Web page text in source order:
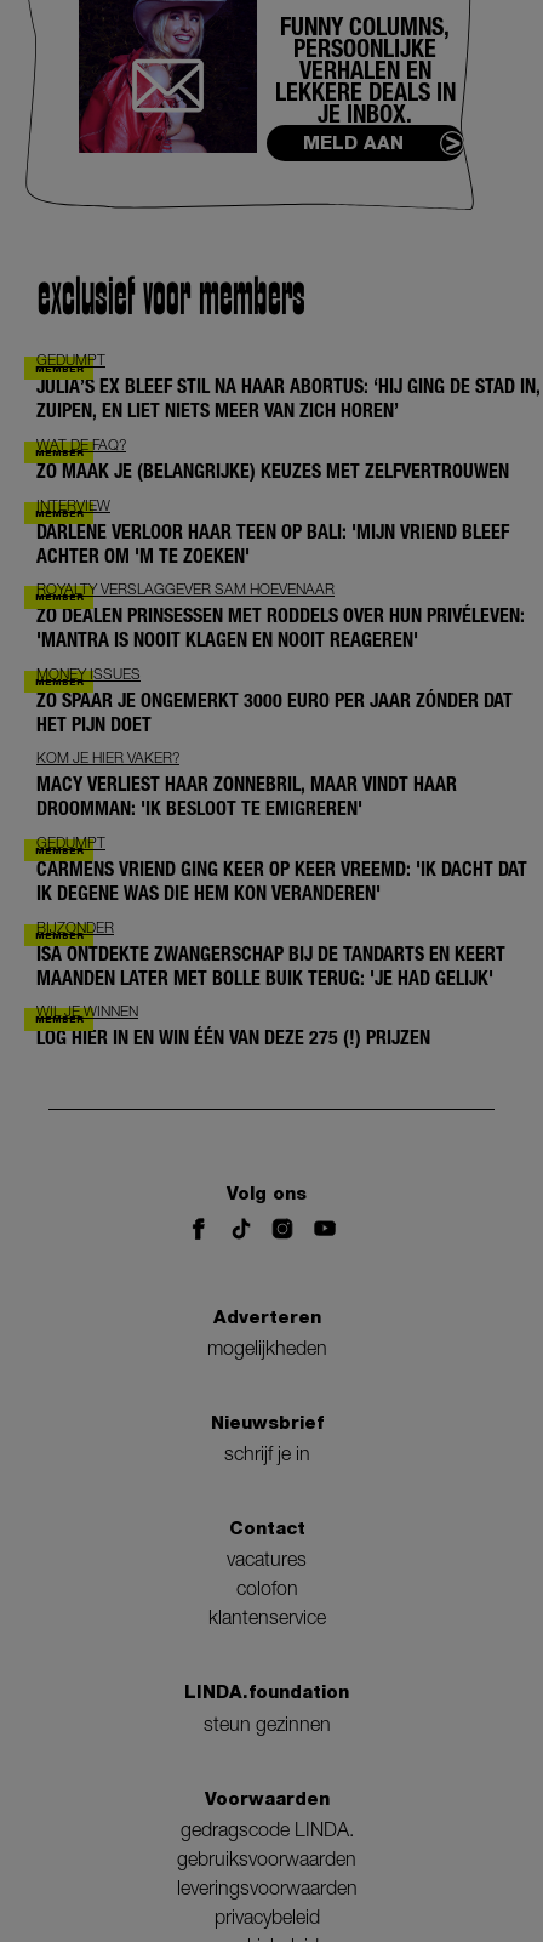
FUNNY COLUMNS,
PERSOONLIJKE
VERHALEN EN
LEKKERE DEALS IN
JE INBOX.
MELD AAN
exclusief voor members
GEDUMPT
JULIA’S EX BLEEF STIL NA HAAR ABORTUS: ‘HIJ GING DE STAD IN,
ZUIPEN, EN LIET NIETS MEER VAN ZICH HOREN’
WAT DE FAQ?
ZO MAAK JE (BELANGRIJKE) KEUZES MET ZELFVERTROUWEN
INTERVIEW
DARLENE VERLOOR HAAR TEEN OP BALI: 'MIJN VRIEND BLEEF
ACHTER OM 'M TE ZOEKEN'
ROYALTY VERSLAGGEVER SAM HOEVENAAR
ZO DEALEN PRINSESSEN MET RODDELS OVER HUN PRIVÉLEVEN:
'MANTRA IS NOOIT KLAGEN EN NOOIT REAGEREN'
MONEY ISSUES
ZO SPAAR JE ONGEMERKT 3000 EURO PER JAAR ZÓNDER DAT
HET PIJN DOET
KOM JE HIER VAKER?
MACY VERLIEST HAAR ZONNEBRIL, MAAR VINDT HAAR
DROOMMAN: 'IK BESLOOT TE EMIGREREN'
GEDUMPT
CARMENS VRIEND GING KEER OP KEER VREEMD: 'IK DACHT DAT
IK DEGENE WAS DIE HEM KON VERANDEREN'
BIJZONDER
ISA ONTDEKTE ZWANGERSCHAP BIJ DE TANDARTS EN KEERT
MAANDEN LATER MET BOLLE BUIK TERUG: 'JE HAD GELIJK'
WIL JE WINNEN
LOG HIER IN EN WIN ÉÉN VAN DEZE 275 (!) PRIJZEN
Volg ons
Adverteren
mogelijkheden
Nieuwsbrief
schrijf je in
Contact
vacatures
colofon
klantenservice
LINDA.foundation
steun gezinnen
Voorwaarden
gedragscode LINDA.
gebruiksvoorwaarden
leveringsvoorwaarden
privacybeleid